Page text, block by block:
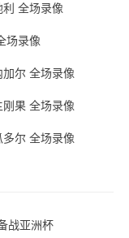
全场录像
场录像
尔 全场录像
果 全场录像
尔 全场录像
战亚洲杯